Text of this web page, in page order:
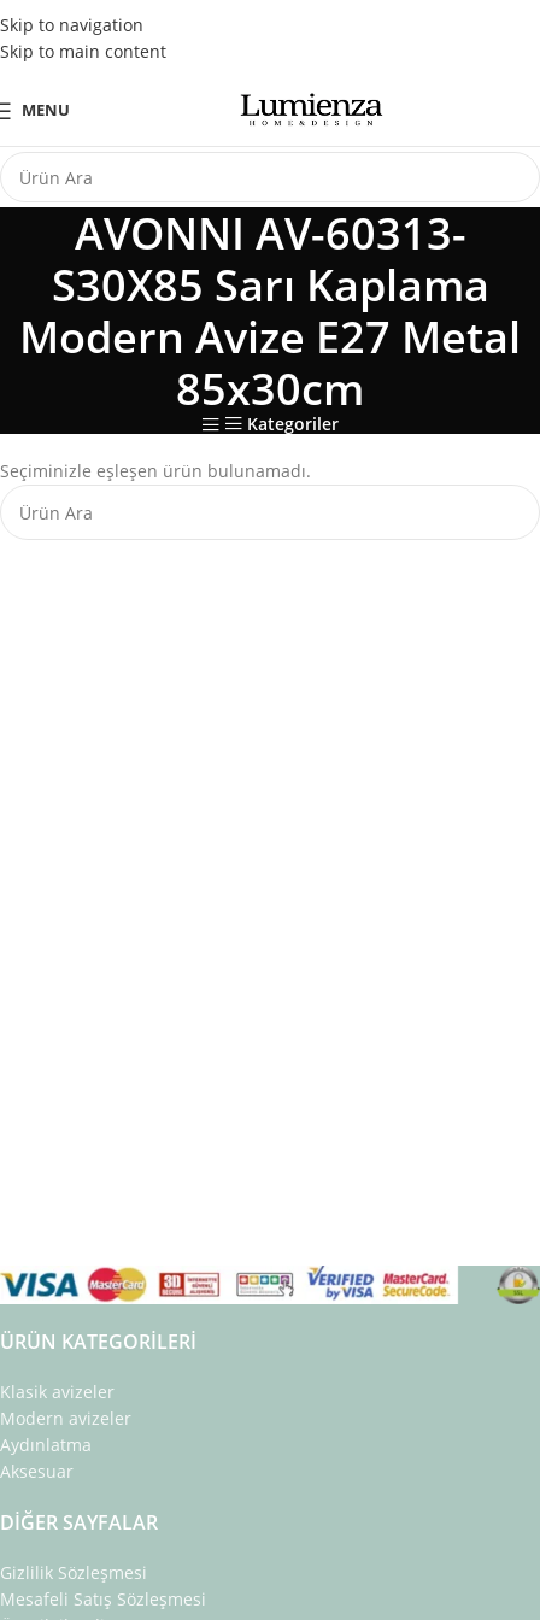
Skip to navigation
Skip to main content
Tüm Kredi Kartlarına Peşin Fiyatına 3 Taksit Fırsatı
MENU
AVONNI AV-60313-
S30X85 Sarı Kaplama
Modern Avize E27 Metal
85x30cm
Kategoriler
Seçiminizle eşleşen ürün bulunamadı.
ÜRÜN KATEGORILERI
Klasik avizeler
Modern avizeler
Aydınlatma
Aksesuar
DIĞER SAYFALAR
Gizlilik Sözleşmesi
Mesafeli Satış Sözleşmesi